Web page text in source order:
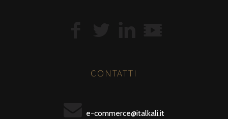
CONTATTI
e-commerce@italkali.it